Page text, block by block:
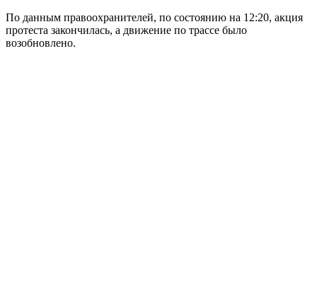
По данным правоохранителей, по состоянию на 12:20, акция
протеста закончилась, а движение по трассе было
возобновлено.